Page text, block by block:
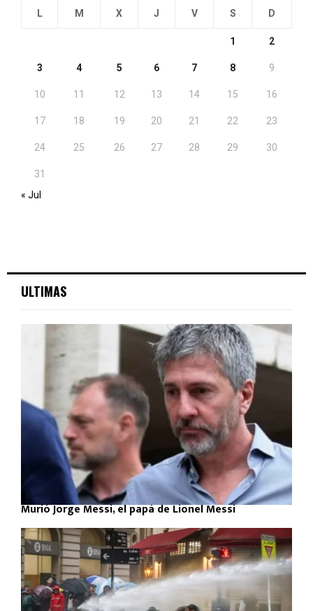
L M X J V S D
1 2
3 4 5 6 7 8 9
10 11 12 13 14 15 16
17 18 19 20 21 22 23
24 25 26 27 28 29 30
31
« Jul
ULTIMAS
Murió Jorge Messi, el papá de Lionel Messi